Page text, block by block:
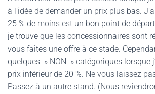
à l’idée de demander un prix plus bas.
25 % de moins est un bon point de
je trouve que les concessionnaires sont
vous faites une offre à ce stade.
quelques » NON » catégoriques lorsque
prix inférieur de 20 %. Ne vous laissez
Passez à un autre stand. (Nous